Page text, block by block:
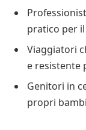
pratico per
Viaggiatori
e resistente
Genitori in
propri